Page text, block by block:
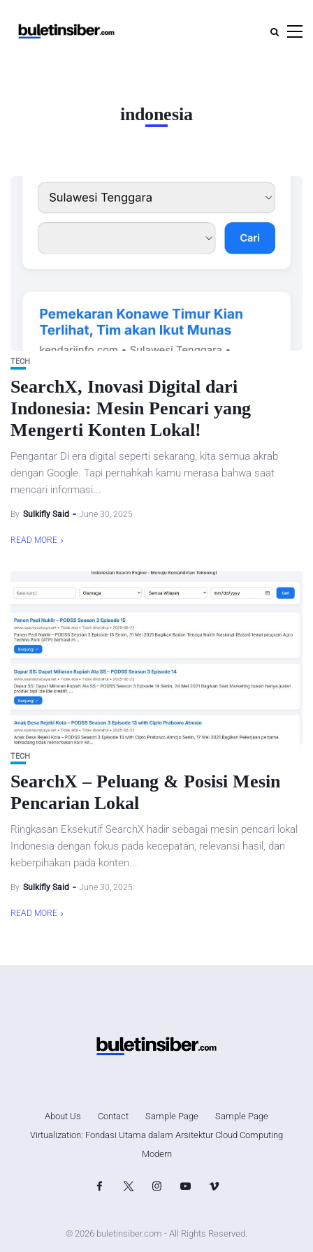
indonesia
TECH
SearchX, Inovasi Digital dari
Indonesia: Mesin Pencari yang
Mengerti Konten Lokal!
Pengantar Di era digital seperti sekarang, kita semua akrab
dengan Google. Tapi pernahkah kamu merasa bahwa saat
mencari informasi...
By Sulkifly Said June 30, 2025
READ MORE
TECH
SearchX – Peluang & Posisi Mesin
Pencarian Lokal
Ringkasan Eksekutif SearchX hadir sebagai mesin pencari lokal
Indonesia dengan fokus pada kecepatan, relevansi hasil, dan
keberpihakan pada konten...
By Sulkifly Said June 30, 2025
READ MORE
About Us Contact Sample Page
Sample Page
Virtualization: Fondasi Utama dalam Arsitektur Cloud Computing
Modern
© 2026 buletinsiber.com - All Rights Reserved.